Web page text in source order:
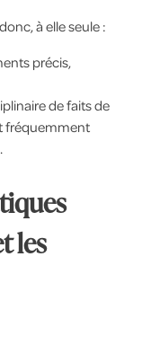
à elle seule :
précis,
de faits de
fréquemment
les